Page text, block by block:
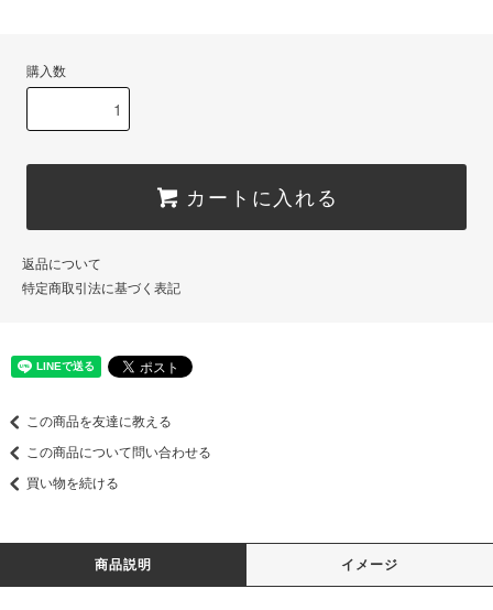
購入数
カートに入れる
返品について
特定商取引法に基づく表記
この商品を友達に教える
この商品について問い合わせる
買い物を続ける
商品説明 イメージ